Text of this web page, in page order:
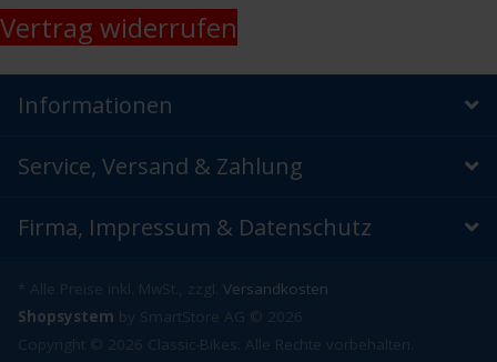
Vertrag widerrufen
Informationen
Service, Versand & Zahlung
Firma, Impressum & Datenschutz
* Alle Preise inkl. MwSt., zzgl. Versandkosten
Shopsystem by SmartStore AG © 2026
Copyright © 2026 Classic-Bikes. Alle Rechte vorbehalten.